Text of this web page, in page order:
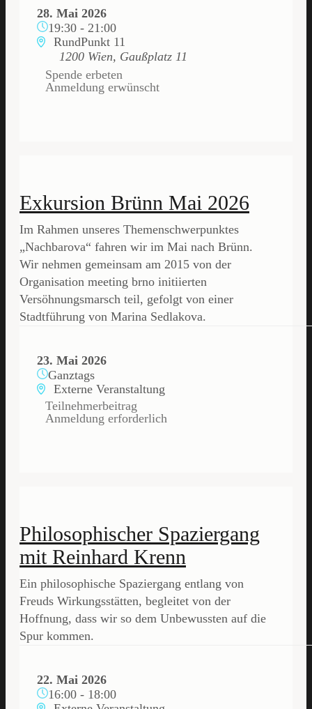
28. Mai 2026
19:30 - 21:00
RundPunkt 11
1200 Wien, Gaußplatz 11
Spende erbeten
Anmeldung erwünscht
Exkursion Brünn Mai 2026
Im Rahmen unseres Themenschwerpunktes
„Nachbarova“ fahren wir im Mai nach Brünn.
Wir nehmen gemeinsam am 2015 von der
Organisation meeting brno initiierten
Versöhnungsmarsch teil, gefolgt von einer
Stadtführung von Marina Sedlakova.
23. Mai 2026
Ganztags
Externe Veranstaltung
Teilnehmerbeitrag
Anmeldung erforderlich
Philosophischer Spaziergang
mit Reinhard Krenn
Ein philosophische Spaziergang entlang von
Freuds Wirkungsstätten, begleitet von der
Hoffnung, dass wir so dem Unbewussten auf die
Spur kommen.
22. Mai 2026
16:00 - 18:00